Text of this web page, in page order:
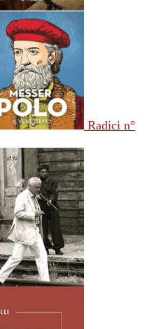
Radici n°